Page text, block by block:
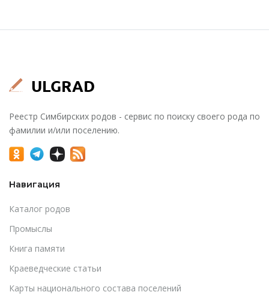
Реестр Симбирских родов - сервис по поиску своего рода по
фамилии и/или поселению.
Навигация
Каталог родов
Промыслы
Книга памяти
Краеведческие статьи
Карты национального состава поселений